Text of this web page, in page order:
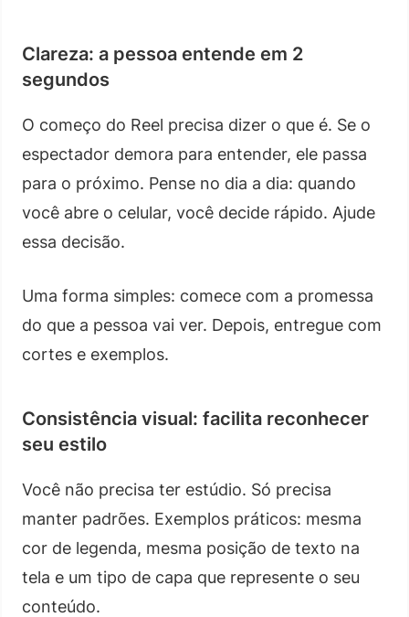
Clareza: a pessoa entende em 2
segundos
O começo do Reel precisa dizer o que é. Se o
espectador demora para entender, ele passa
para o próximo. Pense no dia a dia: quando
você abre o celular, você decide rápido. Ajude
essa decisão.
Uma forma simples: comece com a promessa
do que a pessoa vai ver. Depois, entregue com
cortes e exemplos.
Consistência visual: facilita reconhecer
seu estilo
Você não precisa ter estúdio. Só precisa
manter padrões. Exemplos práticos: mesma
cor de legenda, mesma posição de texto na
tela e um tipo de capa que represente o seu
conteúdo.